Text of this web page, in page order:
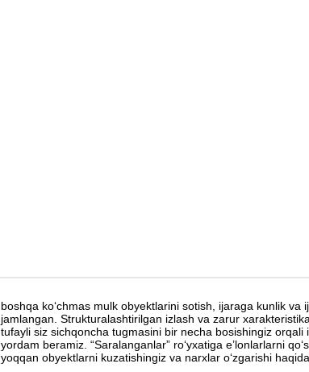
boshqa koʻchmas mulk obyektlarini sotish, ijaraga kunlik va
jamlangan. Strukturalashtirilgan izlash va zarur
tufayli siz sichqoncha tugmasini bir necha bosishingiz orqali
yordam beramiz. “Saralanganlar” roʻyxatiga e’lonlarlarni
yoqqan obyektlarni kuzatishingiz va narxlar oʻzgarishi